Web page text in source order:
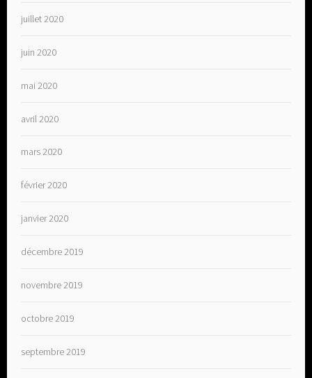
juillet 2020
juin 2020
mai 2020
avril 2020
mars 2020
février 2020
janvier 2020
décembre 2019
novembre 2019
octobre 2019
septembre 2019